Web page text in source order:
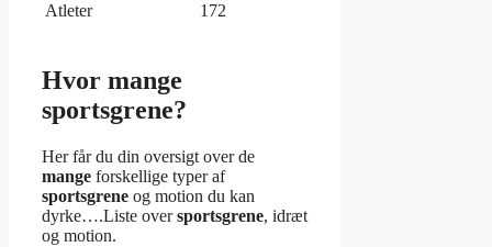
Atleter
172
Hvor mange
sportsgrene?
Her får du din oversigt over de
mange forskellige typer af
sportsgrene og motion du kan
dyrke….Liste oversportsgrene, idræt
og motion.